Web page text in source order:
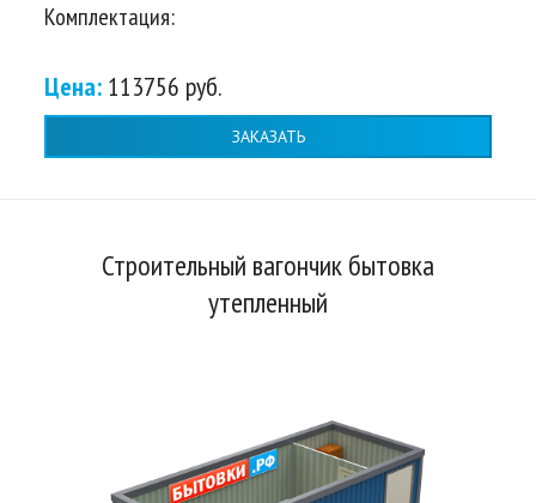
Комплектация:
Цена: 113756 руб.
ЗАКАЗАТЬ
Строительный вагончик бытовка
утепленный